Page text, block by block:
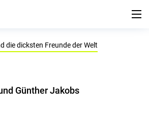
die dicksten Freunde der Welt
Günther Jakobs